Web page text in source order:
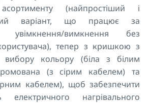
(найпростіший і
варіант, що працює за
увімкнення/вимкнення без
тепер з кришкою з
вибору кольору (біла з білим
(з сірим кабелем) та
кабелем), щоб забезпечити
електричного нагрівального